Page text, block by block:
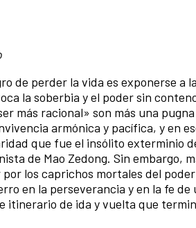
de perder la vida es exponerse a
la soberbia y el poder sin
más racional» son más una
armónica y pacífica, y en
que fue el insólito exterminio
de Mao Zedong. Sin embargo,
los caprichos mortales del
en la perseverancia y en la fe
itinerario de ida y vuelta que